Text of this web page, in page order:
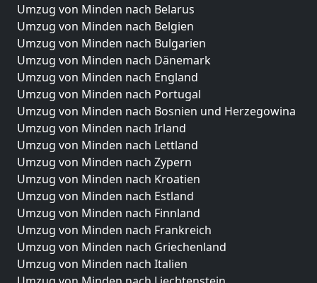
Umzug von Minden nach Belarus
Umzug von Minden nach Belgien
Umzug von Minden nach Bulgarien
Umzug von Minden nach Dänemark
Umzug von Minden nach England
Umzug von Minden nach Portugal
Umzug von Minden nach Bosnien und Herzegowina
Umzug von Minden nach Irland
Umzug von Minden nach Lettland
Umzug von Minden nach Zypern
Umzug von Minden nach Kroatien
Umzug von Minden nach Estland
Umzug von Minden nach Finnland
Umzug von Minden nach Frankreich
Umzug von Minden nach Griechenland
Umzug von Minden nach Italien